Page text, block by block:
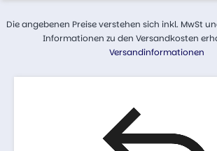
Die angebenen Preise verstehen sich inkl. MwSt
Informationen zu den Versandkosten
Versandinformationen